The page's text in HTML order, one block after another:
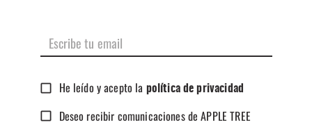
He leído y acepto la política de privacidad
Deseo recibir comunicaciones de APPLE TREE